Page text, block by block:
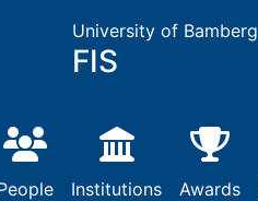
University of Bamberg
FIS
Institutions Awards